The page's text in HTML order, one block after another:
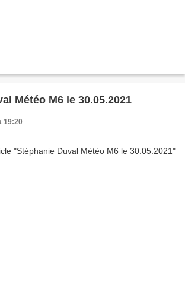
Météo M6 le 30.05.2021
19:20